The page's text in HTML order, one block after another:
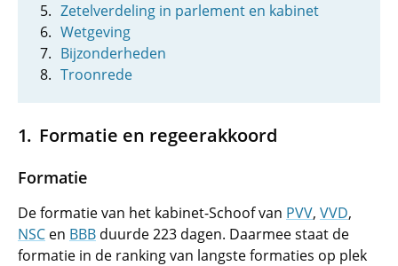
Zetelverdeling in parlement en kabinet
Wetgeving
Bijzonderheden
Troonrede
Formatie en regeerakkoord
Formatie
De formatie van het kabinet-Schoof van PVV, VVD,
NSC en BBB duurde 223 dagen. Daarmee staat de
formatie in de ranking van langste formaties op plek